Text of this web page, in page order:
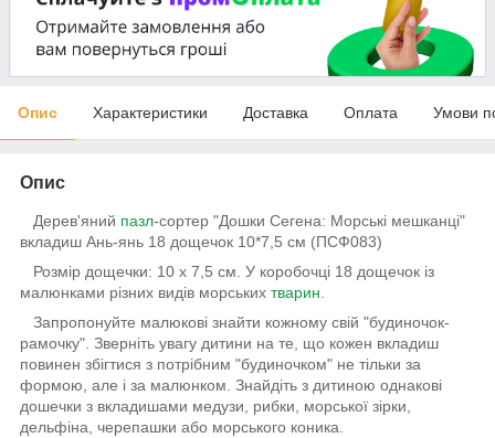
Опис Характеристики Доставка Оплата Умови
Опис
Дерев'яний пазл-сортер "Дошки Сегена: Морські мешканці"
вкладиш Ань-янь 18 дощечок 10*7,5 см (ПСФ083)
Розмір дощечки: 10 х 7,5 см. У коробочці 18 дощечок із
малюнками різних видів морських тварин.
Запропонуйте малюкові знайти кожному свій "будиночок-
рамочку". Зверніть увагу дитини на те, що кожен вкладиш
повинен збігтися з потрібним "будиночком" не тільки за
формою, але і за малюнком. Знайдіть з дитиною однакові
дошечки з вкладишами медузи, рибки, морської зірки,
дельфіна, черепашки або морського коника.